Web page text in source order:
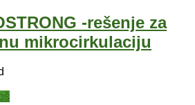
-rešenje za
mikrocirkulaciju